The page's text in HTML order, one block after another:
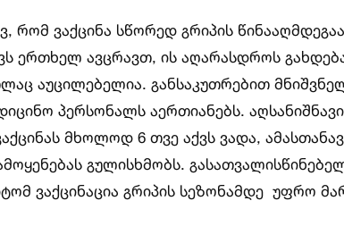
რომ ვაქცინა სწორედ გრიპის
ერთხელ ავცრავთ, ის აღარასდროს
აუცილებელია. განსაკუთრებით
პერსონალს აერთიანებს.
მხოლოდ 6 თვე აქვს ვადა,
გულისხმობს.
ვაქცინაცია გრიპის სეზონამდე უფრო